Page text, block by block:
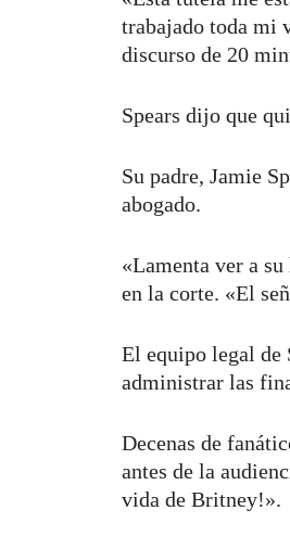
trabajado toda mi
discurso de 20
Spears dijo que
Su padre, Jamie
abogado.
«Lamenta ver a
en la corte. «El
El equipo legal de
administrar las
Decenas de
antes de la
vida de Britney!».